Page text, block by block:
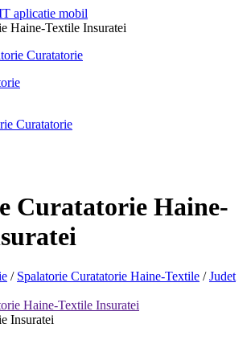
aplicatie mobil
Haine-Textile Insuratei
Curatatorie
Curatatorie
Curatatorie Haine-
/ Spalatorie Curatatorie Haine-Textile /Judet
Insuratei